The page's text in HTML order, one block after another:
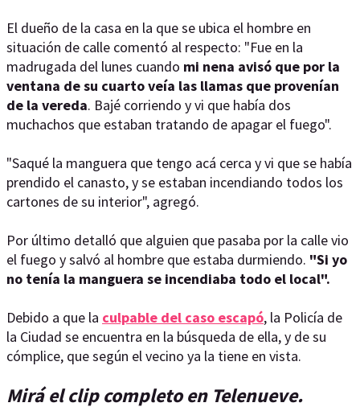
El dueño de la casa en la que se ubica el hombre en
situación de calle comentó al respecto: "Fue en la
madrugada del lunes cuando mi nena avisó que por la
ventana de su cuarto veía las llamas que provenían
de la vereda. Bajé corriendo y vi que había dos
muchachos que estaban tratando de apagar el fuego".
"Saqué la manguera que tengo acá cerca y vi que se había
prendido el canasto, y se estaban incendiando todos los
cartones de su interior", agregó.
Por último detalló que alguien que pasaba por la calle vio
el fuego y salvó al hombre que estaba durmiendo. "Si yo
no tenía la manguera se incendiaba todo el local".
Debido a que la culpable del caso escapó, la Policía de
la Ciudad se encuentra en la búsqueda de ella, y de su
cómplice, que según el vecino ya la tiene en vista.
Mirá el clip completo en Telenueve.